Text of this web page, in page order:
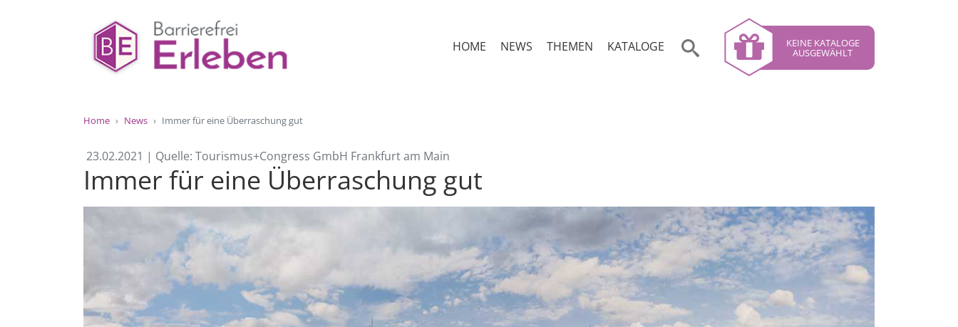
HOME NEWS THEMEN KATALOGE KEINE KATALOGE
AUSGEWÄHLT
Home News Immer für eine Überraschung gut
23.02.2021 | Quelle: Tourismus+Congress GmbH Frankfurt am Main
Immer für eine Überraschung gut